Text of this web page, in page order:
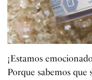
¡Estamos
Porque sabemos